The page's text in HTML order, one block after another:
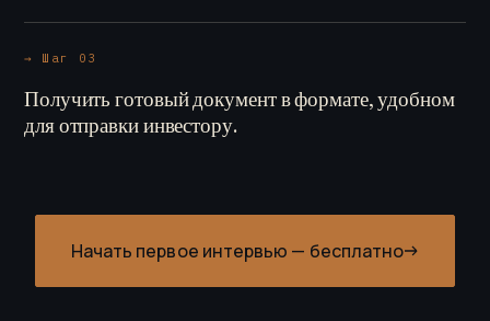
→ Шаг 03
Получить готовый документ в формате, удобном
для отправки инвестору.
Начать первое интервью — бесплатно